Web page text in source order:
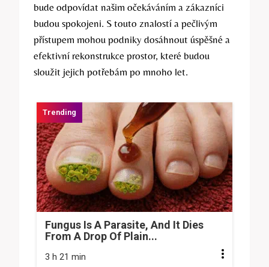
bude odpovídat našim očekáváním a zákazníci
budou spokojeni. S touto znalostí a pečlivým
přístupem mohou podniky dosáhnout úspěšné a
efektivní rekonstrukce prostor, které budou
sloužit jejich potřebám po mnoho let.
Fungus Is A Parasite, And It Dies
From A Drop Of Plain...
3 h 21 min